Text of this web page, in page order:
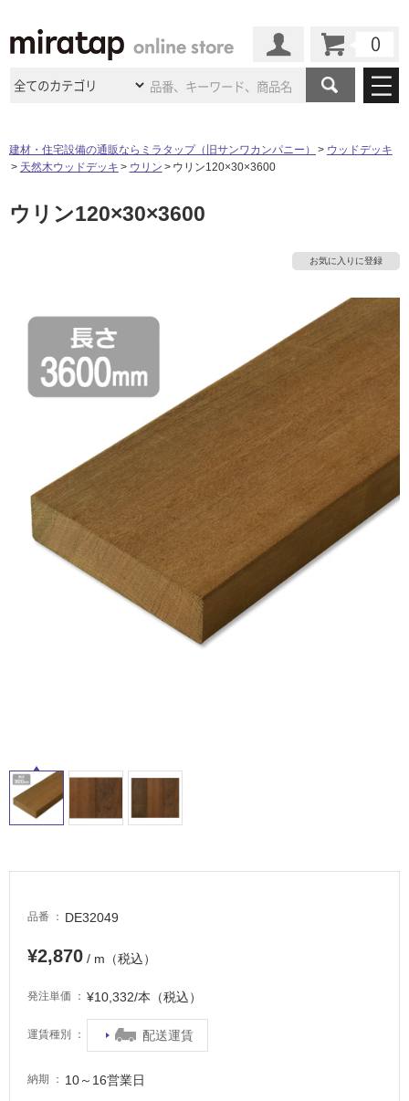
商品カテゴリ
キッチン
トイレ
（外構）
ウッドデッキ フローリング・床材
収納 インテリア・家具
ペット用品
内装用建材 パネル・壁材
ロートアイアン 天然石・石材
メンテナンス・施工材 新商品
施工事例
施工事例
インタビュー
店舗・施設事例
ショールーム
ショールーム
ショールーム
名古屋ショールーム ショールーム
福岡ショールーム 札幌スマート ショールー
横浜スマートショールー
ウェルビーみのおHDC
BOX
ご利用ガイド 初めての方へ
よくある質問 お問い合わせ
修理お問い合わせ クレーム公開
説明書・図面検索 水まわり 3年保証
お役立ち情報 住まいの スタイリング
アイデア
ミラタップ チャンネル
オンライン相談
その他サービス
ミラタップと創る家
ASOLIE
工事会社紹介Coziコンシ
ェルジュ
自分らしい家づくり
最高のリノベ会社がみつ
かるリノベりす
建材・住宅設備の通販ならミラタップ（旧サンワカンパニー）
ウッドデッキ
天然木ウッドデッキ
ウリン ウリン120×30×3600
ウリン120×30×3600
お気に入りに登録
品番 DE32049
¥2,870 / m（税込）
発注単価 ¥10,332/本（税込）
運賃種別 配送運賃
納期 10～16営業日